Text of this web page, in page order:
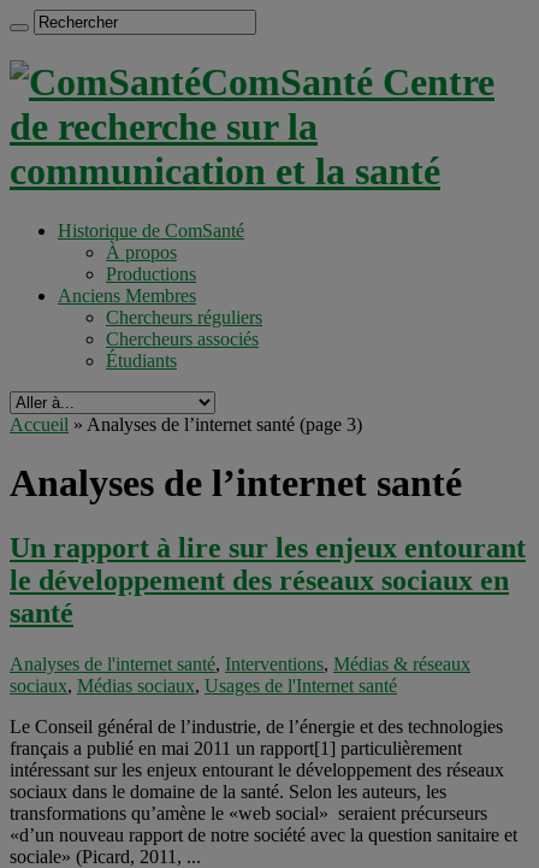
ComSanté Centre
de recherche sur la
communication et la santé
Historique de ComSanté
À propos
Productions
Anciens Membres
Chercheurs réguliers
Chercheurs associés
Étudiants
Accueil » Analyses de l’internet santé (page 3)
Analyses de l’internet santé
Un rapport à lire sur les enjeux entourant
le développement des réseaux sociaux en
santé
Analyses de l'internet santé, Interventions, Médias & réseaux
sociaux, Médias sociaux, Usages de l'Internet santé
Le Conseil général de l’industrie, de l’énergie et des technologies
français a publié en mai 2011 un rapport[1] particulièrement
intéressant sur les enjeux entourant le développement des réseaux
sociaux dans le domaine de la santé. Selon les auteurs, les
transformations qu’amène le «web social» seraient précurseurs
«d’un nouveau rapport de notre société avec la question sanitaire et
sociale» (Picard, 2011, ...